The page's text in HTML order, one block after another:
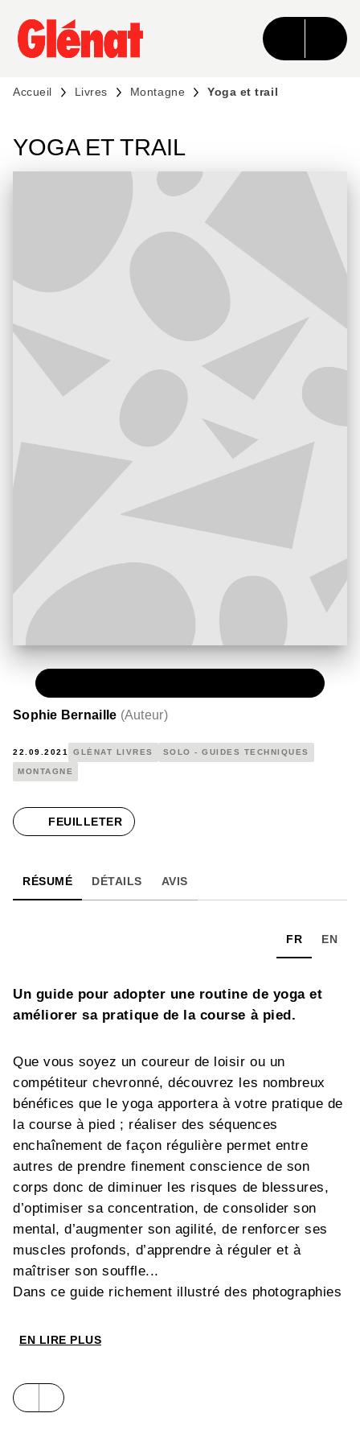
MENU RECHERCHE CONTENU
PIED DE PAGE
Accueil Livres Montagne Yoga et trail
YOGA ET TRAIL
Sophie Bernaille (Auteur)
22.09.2021 GLÉNAT LIVRES SOLO - GUIDES TECHNIQUES
MONTAGNE
FEUILLETER
RÉSUMÉ DÉTAILS AVIS
FR EN
Un guide pour adopter une routine de yoga et
améliorer sa pratique de la course à pied.
Que vous soyez un coureur de loisir ou un
compétiteur chevronné, découvrez les nombreux
bénéfices que le yoga apportera à votre pratique de
la course à pied ; réaliser des séquences
enchaînement de façon régulière permet entre
autres de prendre finement conscience de son
corps donc de diminuer les risques de blessures,
d’optimiser sa concentration, de consolider son
mental, d’augmenter son agilité, de renforcer ses
muscles profonds, d’apprendre à réguler et à
maîtriser son souffle...
Dans ce guide richement illustré des photographies
Bernaille partage astucieusement ses
spécifiques (de renforcement des différents
groupes musculaires, d’équilibre, d’étirement),
EN LIRE PLUS